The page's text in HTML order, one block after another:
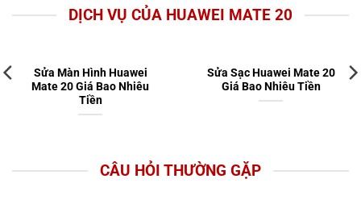
DỊCH VỤ CỦA HUAWEI MATE 20
Sửa Màn Hình Huawei
Mate 20 Giá Bao Nhiêu
Tiền
Sửa Sạc Huawei Mate 20
Giá Bao Nhiêu Tiền
CÂU HỎI THƯỜNG GẶP